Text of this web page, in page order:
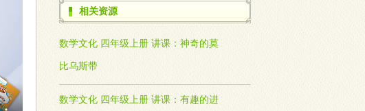
相关资源
数学文化 四年级上册 讲课：神奇的莫
比乌斯带
数学文化 四年级上册 讲课：有趣的进